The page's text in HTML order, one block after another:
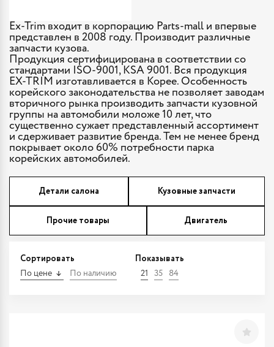
Ex-Trim входит в корпорацию Parts-mall и впервые
представлен в 2008 году. Производит различные
запчасти кузова.
Продукция сертифицирована в соответствии со
стандартами ISO-9001, KSA 9001. Вся продукция
EX-TRIM изготавливается в Корее. Особенность
корейского законодательства не позволяет заводам
вторичного рынка производить запчасти кузовной
группы на автомобили моложе 10 лет, что
существенно сужает представленный ассортимент
и сдерживает развитие бренда. Тем не менее бренд
покрывает около 60% потребности парка
корейских автомобилей.
Детали салона Кузовные запчасти
Прочие товары Двигатель
Сортировать
По цене По наличию
Показывать
21 35 84